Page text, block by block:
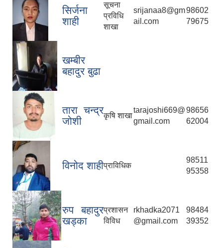
सिर्जना
शाही
सूचना
प्रविधि
शाखा
srijanaa8@gm
ail.com
98602
79675
खम्बीर
बहादुर बुढा
तारा चन्द्र
जोशी
कृषि शाखा
tarajoshi669@
gmail.com
98656
62004
विनोद शाहीप्राविधिक
98511
95358
रुप बहादुर
खड्का
प्रशासन
विविध
rkhadka2071
@gmail.com
98484
39352